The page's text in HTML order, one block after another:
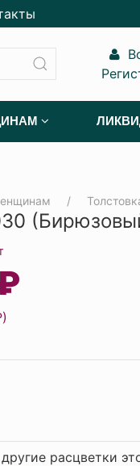
другие расцветки